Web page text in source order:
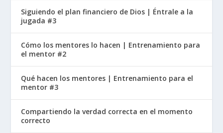
Siguiendo el plan financiero de Dios | Éntrale a la
jugada #3
Cómo los mentores lo hacen | Entrenamiento para
el mentor #2
Qué hacen los mentores | Entrenamiento para el
mentor #3
Compartiendo la verdad correcta en el momento
correcto